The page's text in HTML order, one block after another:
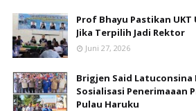
Prof Bhayu Pastikan UKT
Jika Terpilih Jadi Rektor
Juni 27, 2026
Brigjen Said Latuconsina
Sosialisasi Penerimaaan
Pulau Haruku